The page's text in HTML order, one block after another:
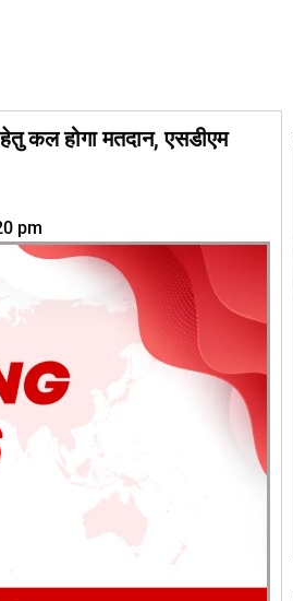
कल होगा मतदान, एसडीएम
pm